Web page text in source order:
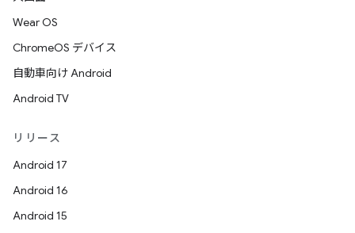
Wear OS
ChromeOS デバイス
自動車向け Android
Android TV
リリース
Android 17
Android 16
Android 15